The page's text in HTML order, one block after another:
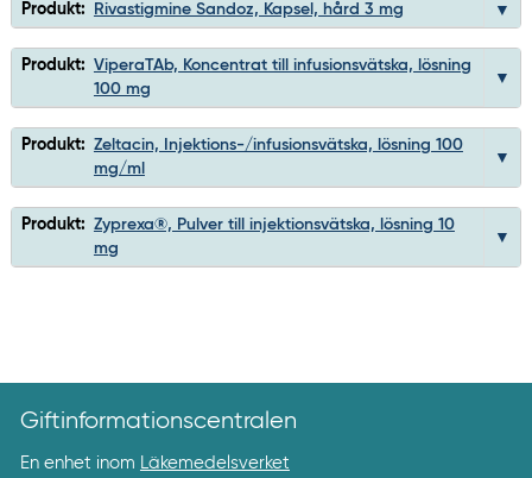
Produkt: Rivastigmine Sandoz, Kapsel, hård 3 mg
Produkt: ViperaTAb, Koncentrat till infusionsvätska, lösning
100 mg
Produkt: Zeltacin, Injektions-/infusionsvätska, lösning 100
mg/ml
Produkt: Zyprexa®, Pulver till injektionsvätska, lösning 10
mg
Giftinformationscentralen
En enhet inom Läkemedelsverket